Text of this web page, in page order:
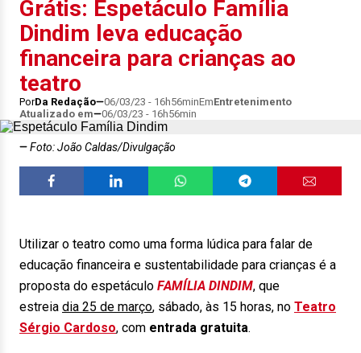
Grátis: Espetáculo Família
Dindim leva educação
financeira para crianças ao
teatro
PorDa Redação 06/03/23 - 16h56minEmEntretenimento
Atualizado em
06/03/23 - 16h56min
Foto: João Caldas/Divulgação
Utilizar o teatro como uma forma lúdica para falar de
educação financeira e sustentabilidade para crianças é a
proposta do espetáculo FAMÍLIA DINDIM, que
estreia dia 25 de março, sábado, às 15 horas, no Teatro
Sérgio Cardoso, com entrada gratuita.